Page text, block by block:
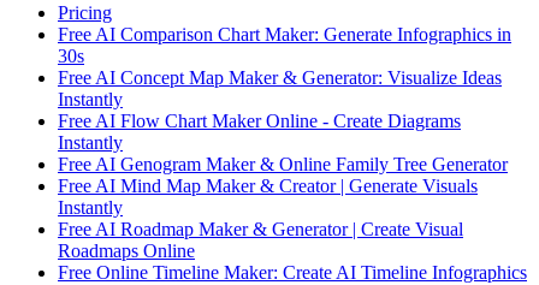
Pricing
Free AI Comparison Chart Maker: Generate Infographics in
30s
Free AI Concept Map Maker & Generator: Visualize Ideas
Instantly
Free AI Flow Chart Maker Online - Create Diagrams
Instantly
Free AI Genogram Maker & Online Family Tree Generator
Free AI Mind Map Maker & Creator | Generate Visuals
Instantly
Free AI Roadmap Maker & Generator | Create Visual
Roadmaps Online
Free Online Timeline Maker: Create AI Timeline Infographics